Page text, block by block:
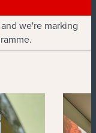
we're marking